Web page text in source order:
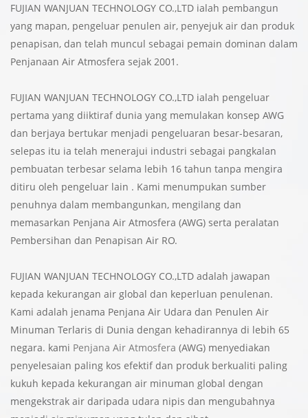
FUJIAN WANJUAN TECHNOLOGY CO.,LTD ialah pembangun
yang mapan, pengeluar penulen air, penyejuk air dan produk
penapisan, dan telah muncul sebagai pemain dominan dalam
Penjanaan Air Atmosfera sejak 2001.
FUJIAN WANJUAN TECHNOLOGY CO.,LTD ialah pengeluar
pertama yang diiktiraf dunia yang memulakan konsep AWG
dan berjaya bertukar menjadi pengeluaran besar-besaran,
selepas itu ia telah menerajui industri sebagai pangkalan
pembuatan terbesar selama lebih 16 tahun tanpa mengira
ditiru oleh pengeluar lain . Kami menumpukan sumber
penuhnya dalam membangunkan, mengilang dan
memasarkan Penjana Air Atmosfera (AWG) serta peralatan
Pembersihan dan Penapisan Air RO.
FUJIAN WANJUAN TECHNOLOGY CO.,LTD adalah jawapan
kepada kekurangan air global dan keperluan penulenan.
Kami adalah jenama Penjana Air Udara dan Penulen Air
Minuman Terlaris di Dunia dengan kehadirannya di lebih 65
negara. kami Penjana Air Atmosfera (AWG) menyediakan
penyelesaian paling kos efektif dan produk berkualiti paling
kukuh kepada kekurangan air minuman global dengan
mengekstrak air daripada udara nipis dan mengubahnya